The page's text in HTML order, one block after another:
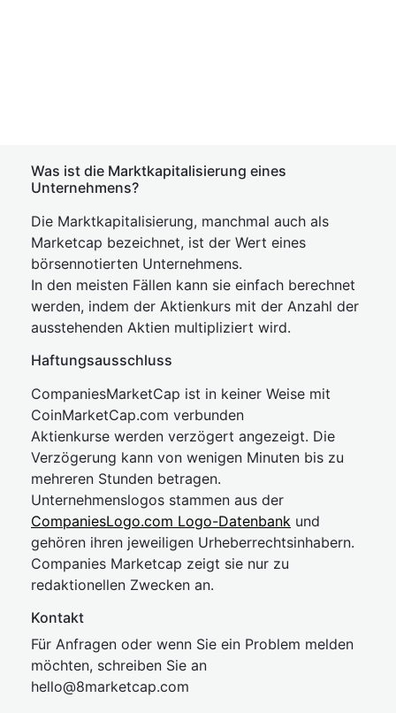
Was ist die Marktkapitalisierung eines
Unternehmens?
Die Marktkapitalisierung, manchmal auch als
Marketcap bezeichnet, ist der Wert eines
börsennotierten Unternehmens.
In den meisten Fällen kann sie einfach berechnet
werden, indem der Aktienkurs mit der Anzahl der
ausstehenden Aktien multipliziert wird.
Haftungsausschluss
CompaniesMarketCap ist in keiner Weise mit
CoinMarketCap.com verbunden
Aktienkurse werden verzögert angezeigt. Die
Verzögerung kann von wenigen Minuten bis zu
mehreren Stunden betragen.
Unternehmenslogos stammen aus der
CompaniesLogo.com Logo-Datenbank und
gehören ihren jeweiligen Urheberrechtsinhabern.
Companies Marketcap zeigt sie nur zu
redaktionellen Zwecken an.
Kontakt
Für Anfragen oder wenn Sie ein Problem melden
möchten, schreiben Sie an
hello@8marketcap.com